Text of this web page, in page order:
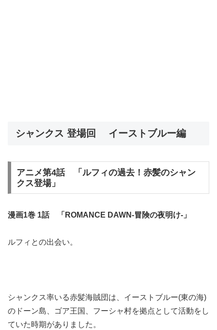
シャンクス 登場回 イーストブルー編
アニメ第4話 「ルフィの過去！赤髪のシャン
クス登場」
漫画1巻 1話 「ROMANCE DAWN-冒険の夜明け-」
ルフィとの出会い。
シャンクス率いる赤髪海賊団は、イーストブルー(東の海)
のドーン島、ゴア王国、フーシャ村を拠点として活動をし
ていた時期がありました。